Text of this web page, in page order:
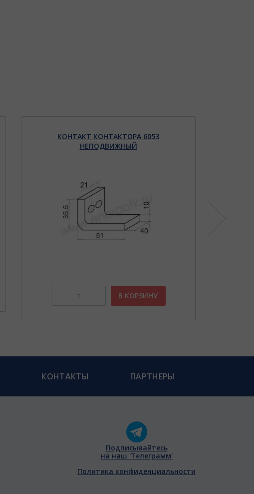
КОНТАКТ КОНТАКТОРА 6053
НЕПОДВИЖНЫЙ
В КОРЗИНУ
КОНТАКТЫ ПАРТНЕРЫ
Подписывайтесь
на наш 'Телеграмм'
Политика конфиденциальности